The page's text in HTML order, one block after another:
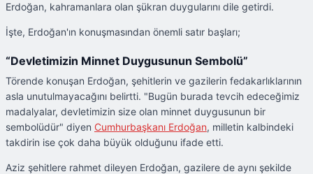
Erdoğan, kahramanlara olan şükran duygularını dile getirdi.
İşte, Erdoğan'ın konuşmasından önemli satır başları;
“Devletimizin Minnet Duygusunun Sembolü”
Törende konuşan Erdoğan, şehitlerin ve gazilerin fedakarlıklarının
asla unutulmayacağını belirtti. "Bugün burada tevcih edeceğimiz
madalyalar, devletimizin size olan minnet duygusunun bir
sembolüdür" diyen Cumhurbaşkanı Erdoğan, milletin kalbindeki
takdirin ise çok daha büyük olduğunu ifade etti.
Aziz şehitlere rahmet dileyen Erdoğan, gazilere de aynı şekilde